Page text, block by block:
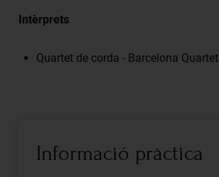
Intèrprets
Quartet de corda - Barcelona Quartet
Informació pràctica